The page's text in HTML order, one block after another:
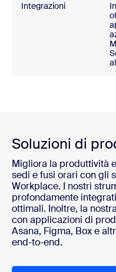
Integrazioni
Soluzioni di
Migliora la produttività
sedi e fusi orari con gli
Workplace. I nostri
profondamente
ottimali. Inoltre, la
con applicazioni di
Asana, Figma, Box e
end-to-end.